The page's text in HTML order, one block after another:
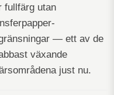
fullfärg utan
— ett av de
växande
just nu.